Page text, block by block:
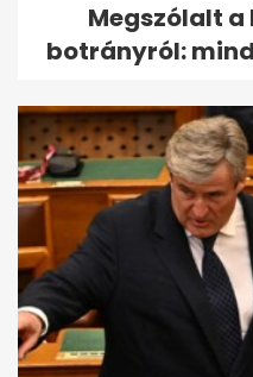
Megszólalt a
botrányról: